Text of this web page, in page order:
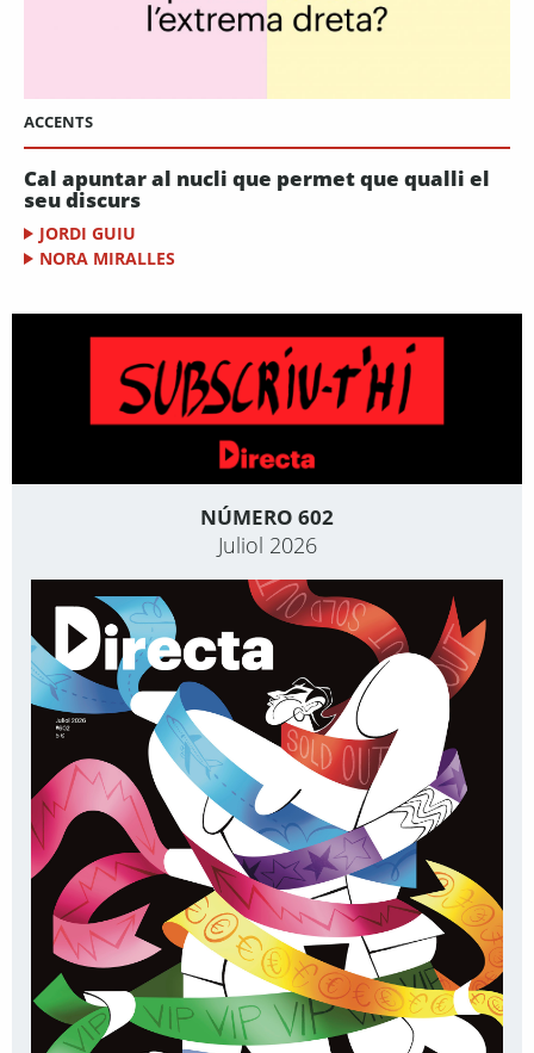
ACCENTS
Cal apuntar al nucli que permet que qualli el
seu discurs
JORDI GUIU
NORA MIRALLES
NÚMERO 602
Juliol 2026